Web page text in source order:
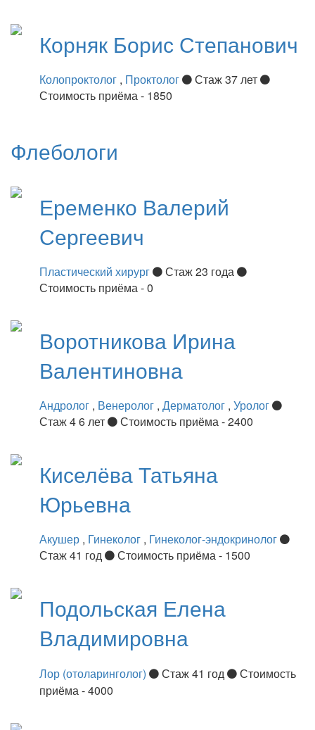
Корняк Борис Степанович
Колопроктолог , Проктолог
Стаж 37 лет
Стоимость приёма - 1850
Флебологи
Еременко Валерий
Сергеевич
Пластический хирург
Стаж 23 года
Стоимость приёма - 0
Воротникова Ирина
Валентиновна
Андролог , Венеролог , Дерматолог , Уролог
Стаж 4 6 лет
Стоимость приёма - 2400
КиселёваТатьяна
Юрьевна
Акушер , Гинеколог , Гинеколог-эндокринолог
Стаж 41 год
Стоимость приёма - 1500
Подольская Елена
Владимировна
Лор (отоларинголог) Стаж 41 год
Стоимость
приёма - 4000